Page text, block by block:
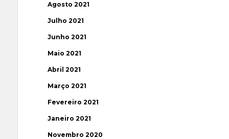
Agosto 2021
Julho 2021
Junho 2021
Maio 2021
Abril 2021
Março 2021
Fevereiro 2021
Janeiro 2021
Novembro 2020